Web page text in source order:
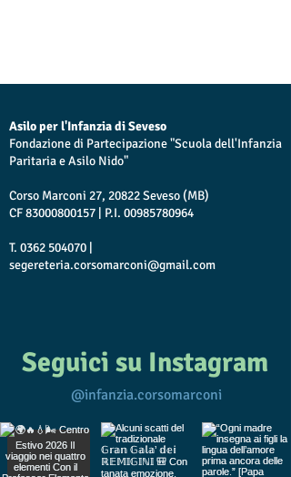
Asilo per l'Infanzia di Seveso
Fondazione di Partecipazione "Scuola dell'Infanzia
Paritaria e Asilo Nido"
Corso Marconi 27, 20822 Seveso (MB)
CF83000800157 | P.I. 00985780964
T. 0362 504070 |
segereteria.corsomarconi@gmail.com
Seguici su Instagram
@infanzia.corsomarconi